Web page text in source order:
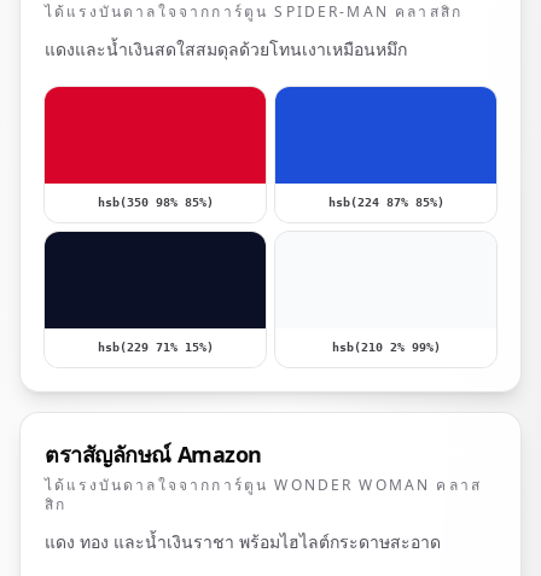
ได้แรงบันดาลใจจากการ์ตูน SPIDER-MAN คลาสสิก
แดงและน้ำเงินสดใสสมดุลด้วยโทนเงาเหมือนหมึก
hsb(350 98% 85%) hsb(224 87% 85%)
hsb(229 71% 15%) hsb(210 2% 99%)
ตราสัญลักษณ์ Amazon
ได้แรงบันดาลใจจากการ์ตูน WONDER WOMAN คลาส
สิก
แดง ทอง และน้ำเงินราชา พร้อมไฮไลต์กระดาษสะอาด